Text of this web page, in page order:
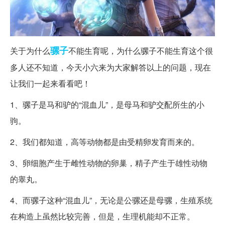
关于为什么骡子不能生育呢，为什么骡子不能生育这个很
多人还不知道，今天小六来为大家解答以上的问题，现在
让我们一起来看看吧！
1、骡子是马和驴的“混血儿”，是母马和驴交配所生的小
驹。
2、我们都知道，高等动物都是由受精卵发育而来的。
3、卵细胞产生于雌性动物的卵巢，精子产生于雄性动物
的睾丸。
4、而骡子这种“混血儿”，无论是公骡还是母骡，生殖系统
在构造上虽然比较完善，但是，生理机能却不正常。